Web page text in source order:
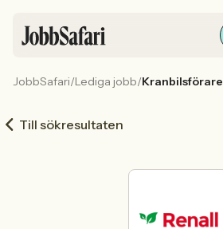
Arbetsliv och karriär
För arbetsgivare
JobbSafari/Lediga jobb/Kranbilsförare
Till sökresultaten